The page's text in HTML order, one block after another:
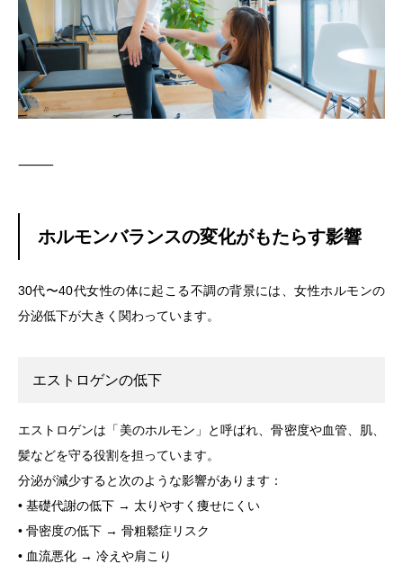
⸻
ホルモンバランスの変化がもたらす影響
30代〜40代女性の体に起こる不調の背景には、女性ホルモンの
分泌低下が大きく関わっています。
エストロゲンの低下
エストロゲンは「美のホルモン」と呼ばれ、骨密度や血管、肌、
髪などを守る役割を担っています。
分泌が減少すると次のような影響があります：
• 基礎代謝の低下 → 太りやすく痩せにくい
• 骨密度の低下 → 骨粗鬆症リスク
• 血流悪化 → 冷えや肩こり